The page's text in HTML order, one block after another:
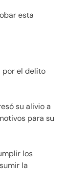
esta
por el delito
su alivio a
para su
los
la